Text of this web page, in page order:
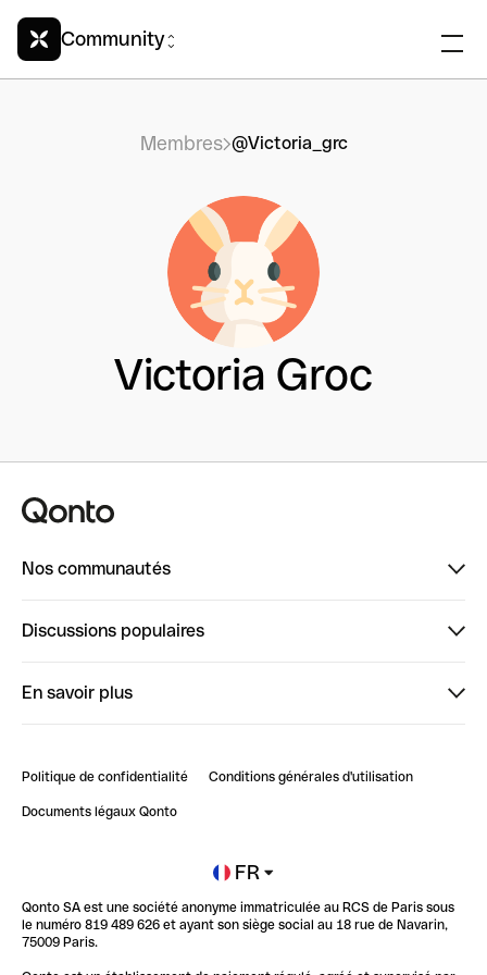
Community
Membres @Victoria_grc
Victoria Groc
Nos communautés
ClubQonto
Discussions populaires
Impact de l'IA sur les carrières/productivité
En savoir plus
Blog
Newsroom
Glossaire finance
Politique de confidentialité Conditions générales d'utilisation
Documents légaux Qonto
FR
Qonto SA est une société anonyme immatriculée au RCS de Paris sous
le numéro 819 489 626 et ayant son siège social au 18 rue de Navarin,
75009 Paris.